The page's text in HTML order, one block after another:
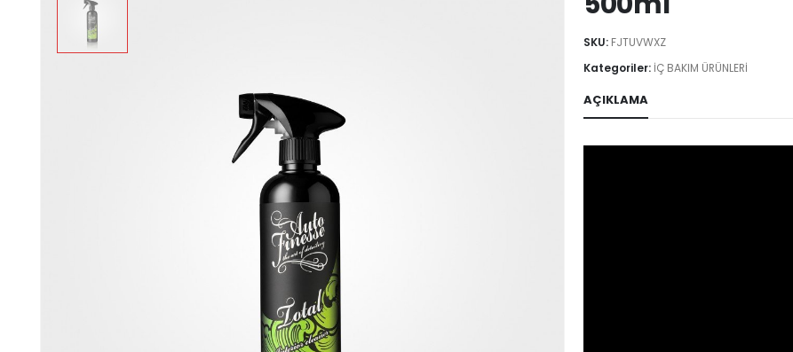
SKU: FJTUVWXZ
Kategoriler: İÇ BAKIM ÜRÜNLERİ
AÇIKLAMA